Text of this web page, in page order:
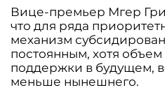
Вице-премьер Мгер
что для ряда
механизм
постоянным, хотя объем
поддержки в будущем,
меньше нынешнего.